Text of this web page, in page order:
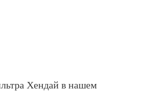
Хендай в нашем